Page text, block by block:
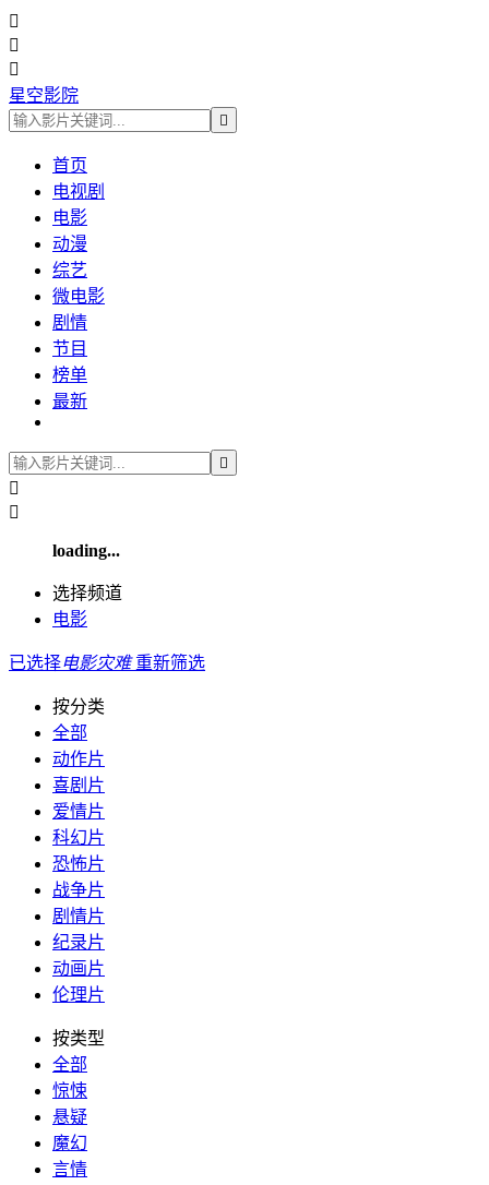



星空影院

首页
电视剧
电影
动漫
综艺
微电影
剧情
节目
榜单
最新



loading...
选择频道
电影
已选择电影灾难重新筛选
按分类
全部
动作片
喜剧片
爱情片
科幻片
恐怖片
战争片
剧情片
纪录片
动画片
伦理片
按类型
全部
惊悚
悬疑
魔幻
言情